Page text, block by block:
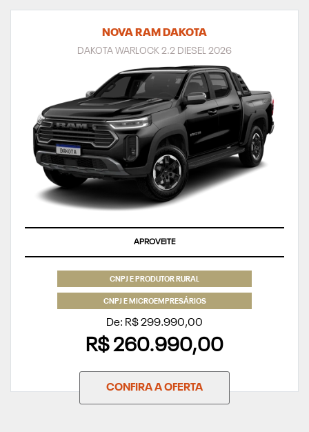
NOVA RAM DAKOTA
DAKOTA WARLOCK 2.2 DIESEL 2026
APROVEITE
CNPJ E PRODUTOR RURAL
CNPJ E MICROEMPRESÁRIOS
De: R$ 299.990,00
R$ 260.990,00
CONFIRA A OFERTA